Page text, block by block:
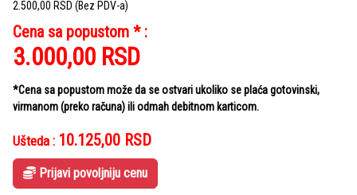
2.500,00 RSD (Bez PDV-a)
Cena sa popustom * :
3.000,00 RSD
*Cena sa popustom može da se ostvari ukoliko se plaća gotovinski,
virmanom (preko računa) ili odmah debitnom karticom.
Ušteda : 10.125,00 RSD
Prijavi povoljniju cenu